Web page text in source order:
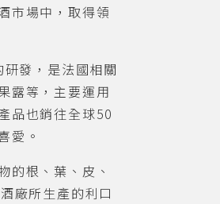
市場中，取得領
發，是法國相關
露等，主要運用
品也銷往全球50
愛。
的根、葉、皮、
廠所生產的利口